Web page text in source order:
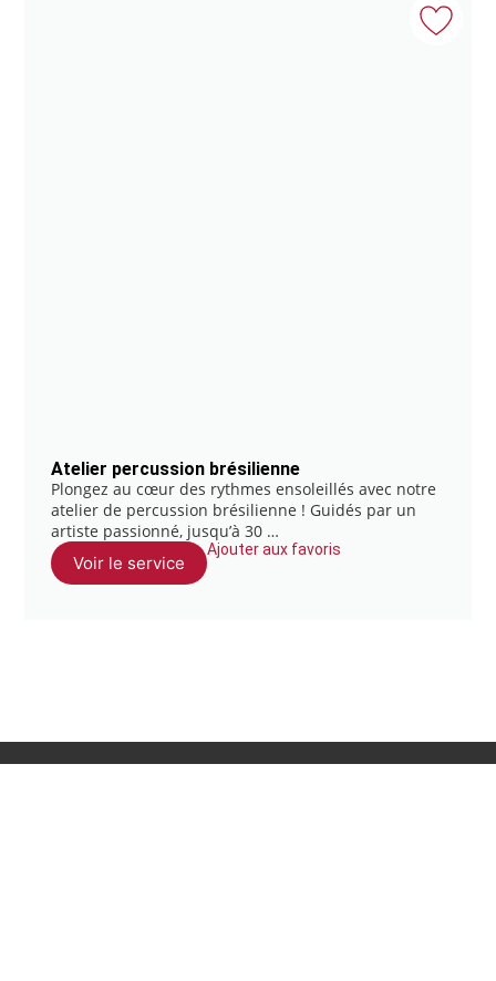
Atelier percussion brésilienne
Plongez au cœur des rythmes ensoleillés avec notre
atelier de percussion brésilienne ! Guidés par un
artiste passionné, jusqu’à 30 …
Voir le service
Ajouter aux favoris